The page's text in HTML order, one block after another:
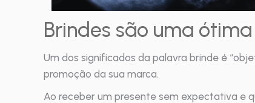
Brindes são uma
Um dos significados da palavra brinde é
promoção da sua marca.
Ao receber um presente sem expectativa e